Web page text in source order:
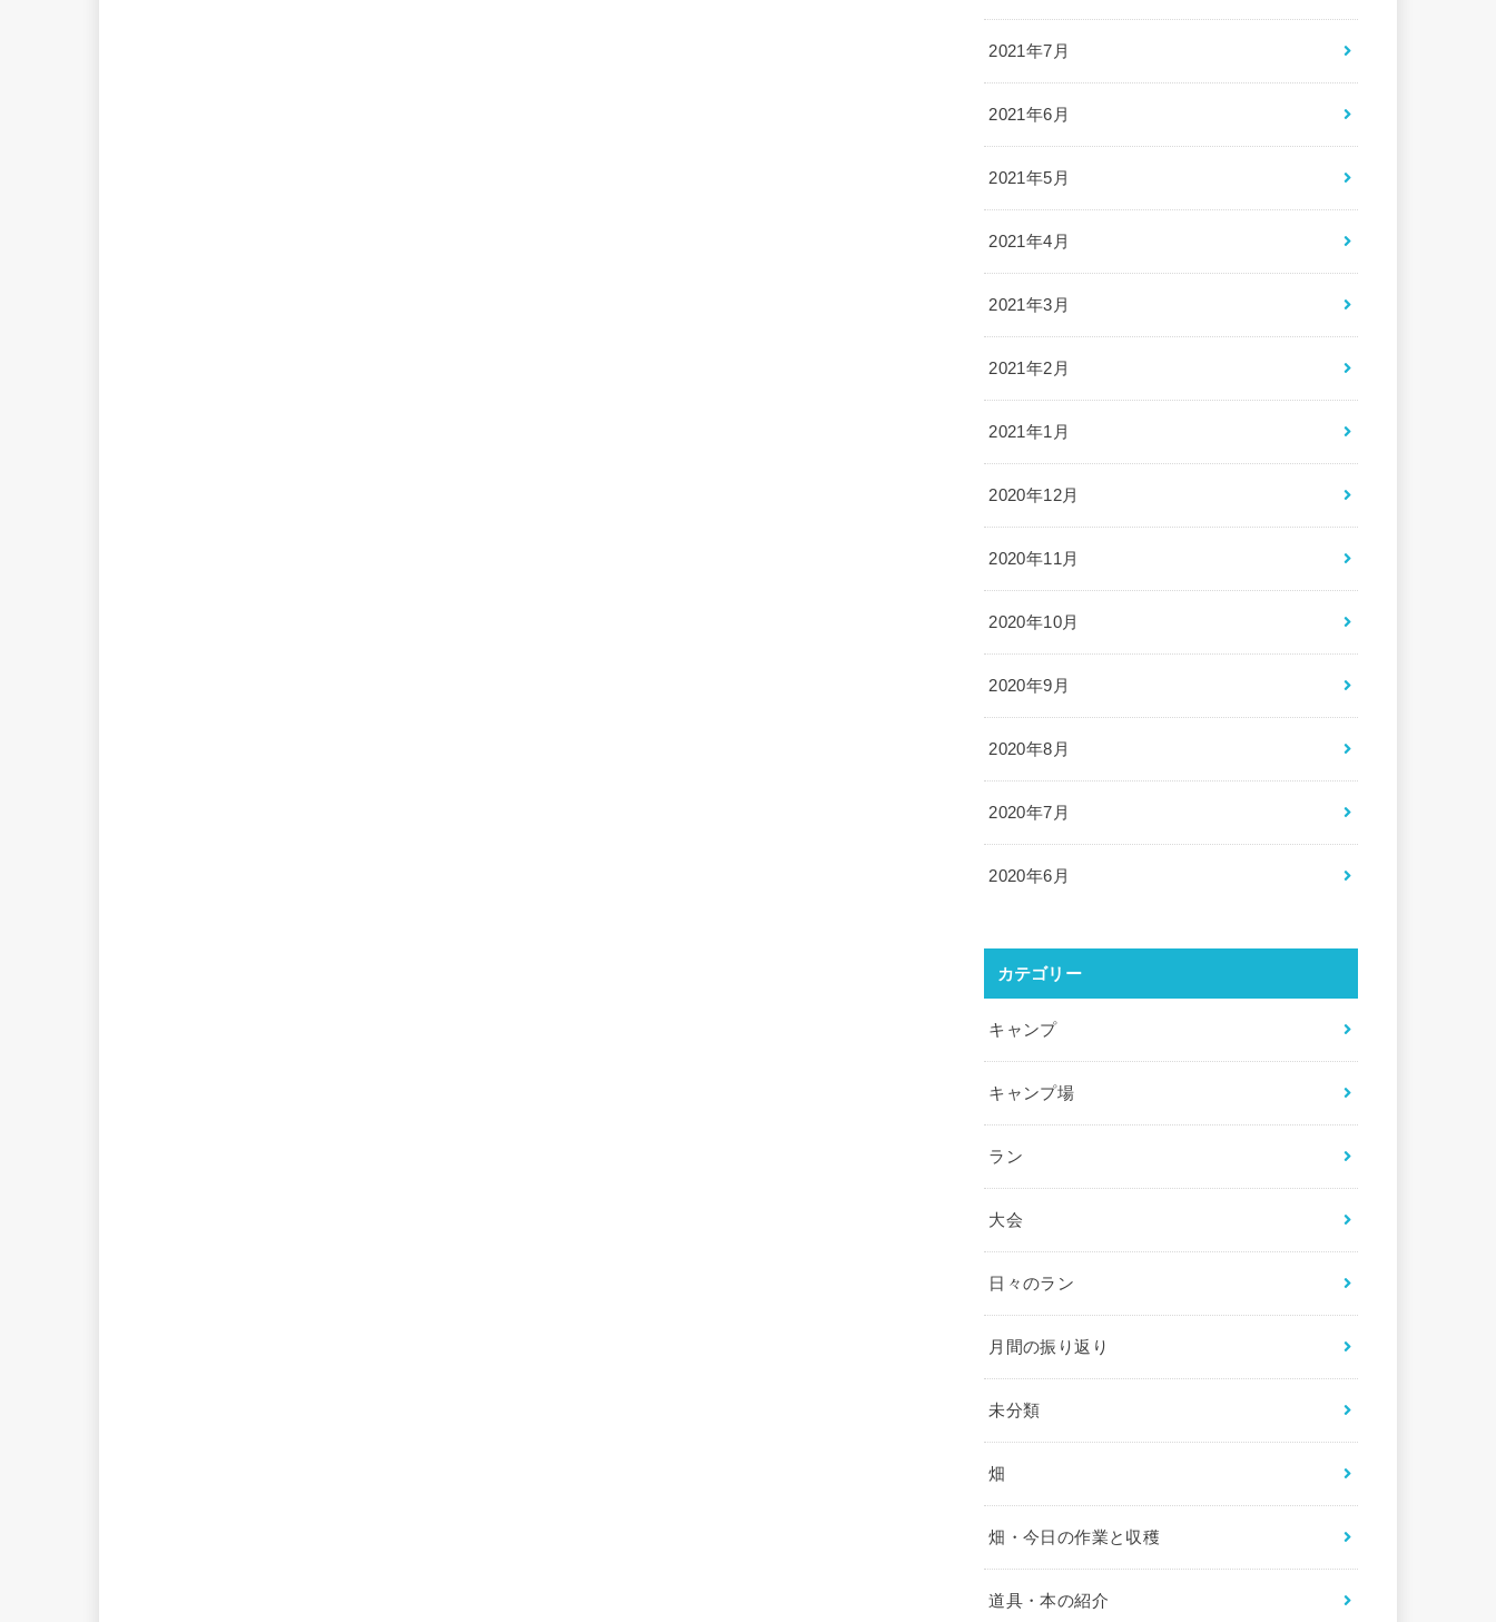
2021年7月
2021年6月
2021年5月
2021年4月
2021年3月
2021年2月
2021年1月
2020年12月
2020年11月
2020年10月
2020年9月
2020年8月
2020年7月
2020年6月
カテゴリー
キャンプ
キャンプ場
ラン
大会
日々のラン
月間の振り返り
未分類
畑
畑・今日の作業と収穫
道具・本の紹介